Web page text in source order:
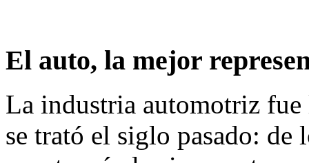
El auto, la mejor
La industria automotriz
se trató el siglo pasado: